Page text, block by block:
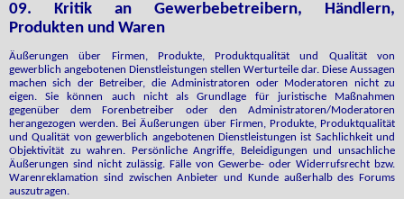
09. Kritik an Gewerbebetreibern, Händlern,
Produkten und Waren
Äußerungen über Firmen, Produkte, Produktqualität und Qualität von
gewerblich angebotenen Dienstleistungen stellen Werturteile dar. Diese Aussagen
machen sich der Betreiber, die Administratoren oder Moderatoren nicht zu
eigen. Sie können auch nicht als Grundlage für juristische Maßnahmen
gegenüber dem Forenbetreiber oder den Administratoren/Moderatoren
herangezogen werden. Bei Äußerungen über Firmen, Produkte, Produktqualität
und Qualität von gewerblich angebotenen Dienstleistungen ist Sachlichkeit und
Objektivität zu wahren. Persönliche Angriffe, Beleidigungen und unsachliche
Äußerungen sind nicht zulässig. Fälle von Gewerbe- oder Widerrufsrecht bzw.
Warenreklamation sind zwischen Anbieter und Kunde außerhalb des Forums
auszutragen.